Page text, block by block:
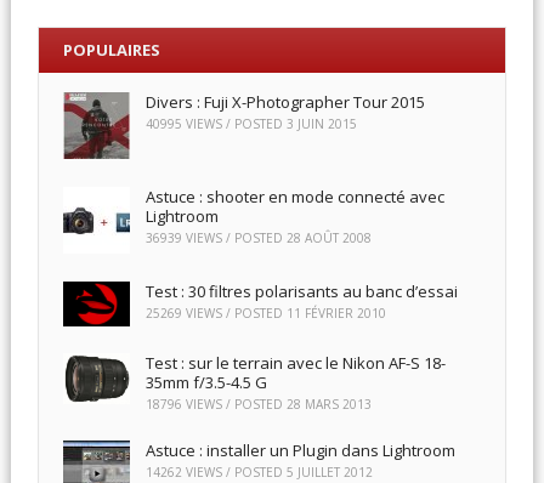
POPULAIRES
Divers : Fuji X-Photographer Tour 2015
40995 VIEWS / POSTED 3 JUIN 2015
Astuce : shooter en mode connecté avec
Lightroom
36939 VIEWS / POSTED 28 AOÛT 2008
Test : 30 filtres polarisants au banc d’essai
25269 VIEWS / POSTED 11 FÉVRIER 2010
Test : sur le terrain avec le Nikon AF-S 18-
35mm f/3.5-4.5 G
18796 VIEWS / POSTED 28 MARS 2013
Astuce : installer un Plugin dans Lightroom
14262 VIEWS / POSTED 5 JUILLET 2012